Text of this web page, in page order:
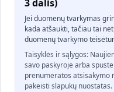
3 dalis)
Jei duomenų tvarkymas
kada atšaukti, tačiau tai
duomenų tvarkymo
Taisyklės ir sąlygos:
savo paskyroje arba
prenumeratos atsisakymo
pakeisti slapukų nuostatas.